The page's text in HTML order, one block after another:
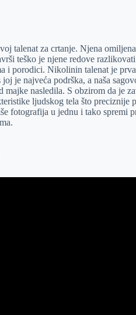
talenat za crtanje. Njena
teško je njene redove
i porodici. Nikolinin talenat je
je najveća podrška, a naša
nasledila. S obzirom da je
ljudskog tela što preciznije
fotografija u jednu i tako spremi